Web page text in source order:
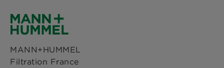
Actualités & Presse
Sites
Déclaration de confidentialité
Instagram
LinkedIn
MANN+HUMMEL
Filtration France